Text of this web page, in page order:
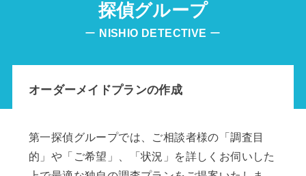
探偵グループ
ー NISHIO DETECTIVE ー
オーダーメイドプランの作成
第一探偵グループでは、ご相談者様の「調査目
的」や「ご希望」、「状況」を詳しくお伺いした